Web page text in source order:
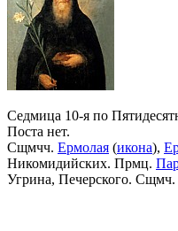
Седмица 10-я по
Поста нет.
Сщмчч. Ермолая (икона),
Никомидийских. Прмц.
Угрина, Печерского. Сщмч.